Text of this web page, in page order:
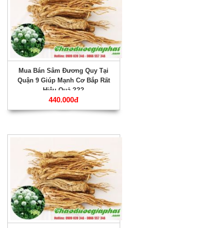
Mua Bán Sâm Đương Quy Tại
Quận 9 Giúp Mạnh Cơ Bắp Rất
Hiệu Quả ???
440.000đ